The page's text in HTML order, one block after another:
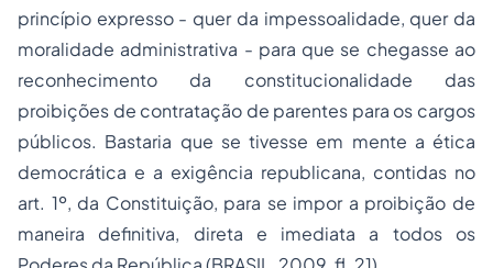
princípio expresso - quer da impessoalidade, quer da
moralidade administrativa - para que se chegasse ao
reconhecimento da constitucionalidade das
proibições de contratação de parentes para os cargos
públicos. Bastaria que se tivesse em mente a ética
democrática e a exigência republicana, contidas no
art. 1º, da Constituição, para se impor a proibição de
maneira definitiva, direta e imediata a todos os